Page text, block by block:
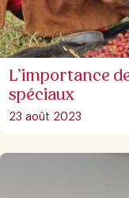
L’importance
spéciaux
23 août 2023